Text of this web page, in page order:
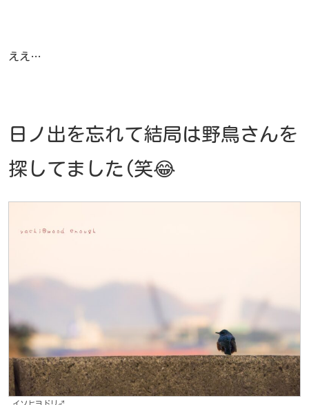
ええ…
日ノ出を忘れて結局は野鳥さんを
探してました(笑😂
イソヒヨドリ♂